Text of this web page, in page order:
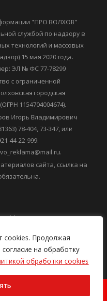
cookies. Продолжая
на обработку
обработки cookies
"ПРО ВОЛХОВ"
службой по надзору в
технологий и массовых
15 мая 2020 года.
ЭЛ № ФС 77-78299
с ограниченной
городская
1154704004674).
Игорь Владимирович
78-404, 73-347, или